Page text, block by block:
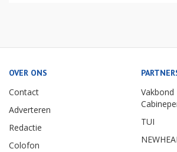
OVER ONS
Contact
Adverteren
Redactie
Colofon
Vakbond
TUI